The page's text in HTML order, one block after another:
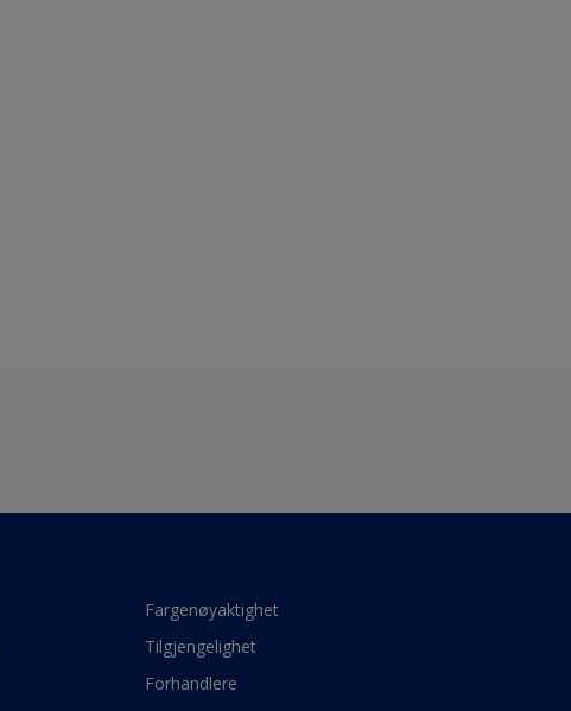
Fargenøyaktighet
Tilgjengelighet
Forhandlere